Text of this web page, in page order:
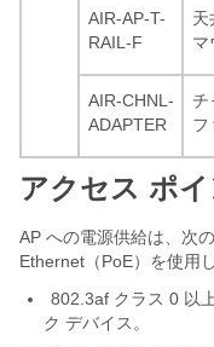
AIR-AP-T-
RAIL-F
天
マ
AIR-CHNL-
ADAPTER
チ
フ
アクセス ポ
AP への電源供給は、次
Ethernet（PoE）を使用
802.3af クラス 0 以
ク デバイス。